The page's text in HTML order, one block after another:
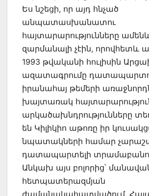
Ես նշեցի, որ այդ հնչած
անպատասխանատու
հայտարարությունները
զարմանալի չէին, որովհետև
1993 թվականի հուլիսին
ազատագրումը
իրանահայ թեմերի
խայտառակ
արկածախնդրությունները
են Կիլիկիո աթոռը իր
նպատակների համար
դատապարտելի
Անկախ այս բոլորից՝
հետպատերազմյան
ժամանակահատվածում,